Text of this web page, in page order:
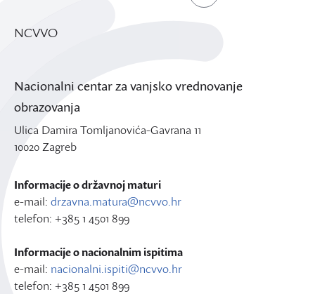
NCVVO
Nacionalni centar za vanjsko vrednovanje
obrazovanja
Ulica Damira Tomljanovića-Gavrana 11
10020 Zagreb
Informacije o državnoj maturi
e-mail: drzavna.matura@ncvvo.hr
telefon: +385 1 4501 899
Informacije o nacionalnim ispitima
e-mail: nacionalni.ispiti@ncvvo.hr
telefon: +385 1 4501 899